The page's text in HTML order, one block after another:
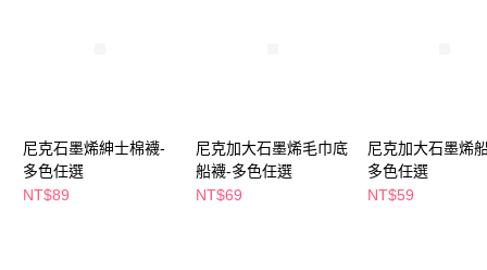
後付繳納相關費用。
※ 交易是否成功請以「AFTEE先享後付 」之結帳頁面顯示為準，若有關於
客戶支援中心」
https://netprotections.freshdesk.com/support/home
付款後萊爾富取貨
每筆NT$65，滿NT$490(含以上)免運費
尼克石墨烯紳士棉襪-
多色任選
NT$89
尼克加大石墨烯毛巾底
船襪-多色任選
NT$69
尼克加大石墨烯
多色任選
NT$59